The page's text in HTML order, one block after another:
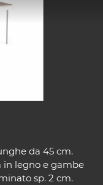
da 45 cm.
legno e gambe
sp. 2 cm.